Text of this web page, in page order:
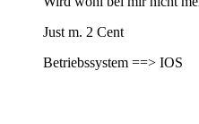
Just m. 2 Cent
Betriebssystem ==> IOS